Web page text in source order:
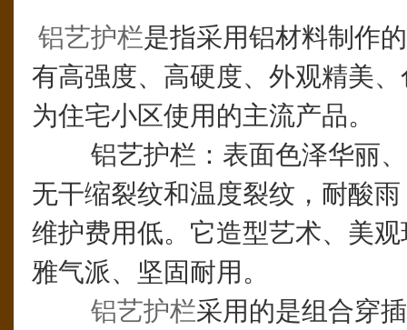
铝艺护栏是指采用铝材料制作
有高强度、高硬度、外观精美
为住宅小区使用的主流产品。
铝艺护栏：表面色泽华丽、
无干缩裂纹和温度裂纹，耐酸
维护费用低。它造型艺术、美
雅气派、坚固耐用。
铝艺护栏采用的是组合穿